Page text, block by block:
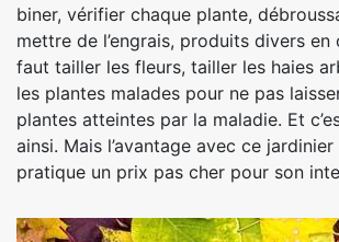
biner, vérifier chaque plante,
mettre de l’engrais, produits divers en
faut tailler les fleurs, tailler les haies
les plantes malades pour ne pas
plantes atteintes par la maladie. Et
ainsi. Mais l’avantage avec ce jardinier
pratique un prix pas cher pour son